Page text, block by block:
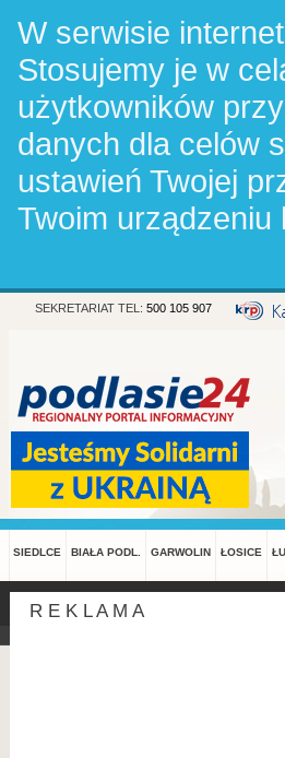
W serwisie
Stosujemy je w
użytkowników
danych dla celów
ustawień Twojej
Twoim
SEKRETARIAT TEL: 500 105 907
SIEDLCE BIAŁA PODL. GARWOLIN ŁOSICE
R E K L A M A